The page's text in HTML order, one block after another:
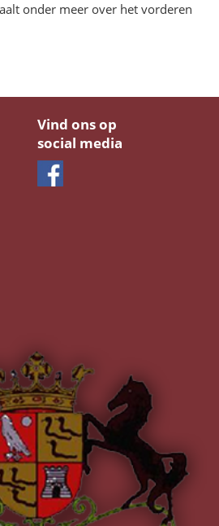
onder meer over het vorderen
Vind ons op
social media